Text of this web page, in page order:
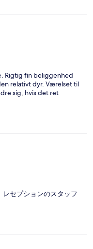
Rigtig fin beliggenhed
relativt dyr. Værelset til
sig, hvis det ret
セプションのスタッフ